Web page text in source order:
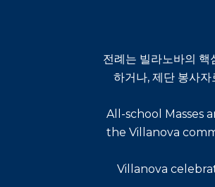
전례는 빌라노바의 핵
하거나, 제단 봉사
All-school Masses
the Villanova
Villanova